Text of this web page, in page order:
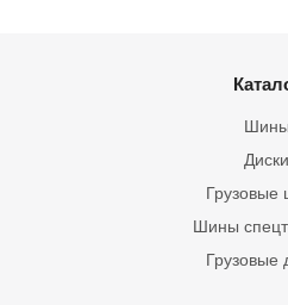
Шины
Грузовые
Шины
Диски
Грузовые